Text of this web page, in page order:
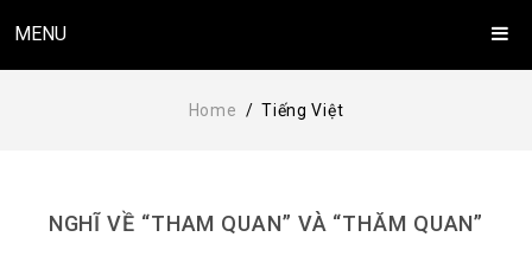
MENU
Home / Tiếng Việt
NGHĨ VỀ “THAM QUAN” VÀ “THĂM QUAN”